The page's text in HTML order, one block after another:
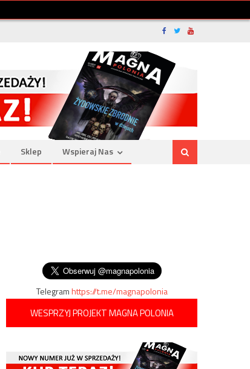
Sklep Wspieraj Nas
Telegramhttps://t.me/magnapolonia
WESPRZYJ PROJEKT MAGNA POLONIA